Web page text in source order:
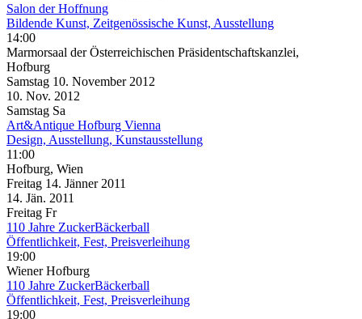
Salon der Hoffnung
Bildende Kunst, Zeitgenössische Kunst, Ausstellung
14:00
Marmorsaal der Österreichischen Präsidentschaftskanzlei,
Hofburg
Samstag 10. November 2012
10. Nov. 2012
Samstag Sa
Art&Antique Hofburg Vienna
Design, Ausstellung, Kunstausstellung
11:00
Hofburg, Wien
Freitag 14. Jänner 2011
14. Jän. 2011
Freitag Fr
110 Jahre ZuckerBäckerball
Öffentlichkeit, Fest, Preisverleihung
19:00
Wiener Hofburg
110 Jahre ZuckerBäckerball
Öffentlichkeit, Fest, Preisverleihung
19:00